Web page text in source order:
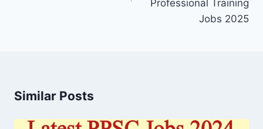
Professional Training
Jobs 2025
Similar Posts